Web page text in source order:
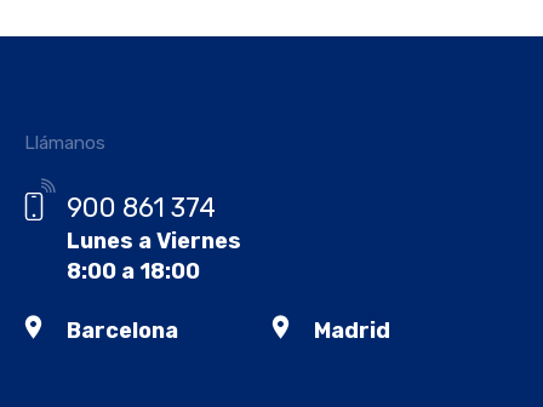
Llámanos
900 861 374
Lunes a Viernes
8:00 a 18:00
Barcelona Madrid